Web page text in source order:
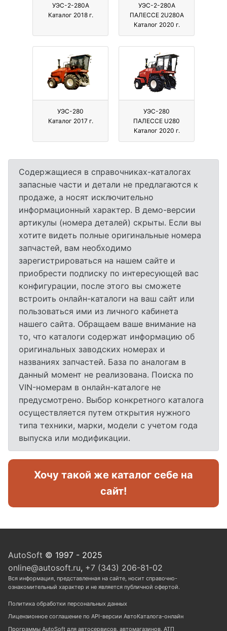
УЭС-2-280А
Каталог 2018 г.
УЭС-2-280А
ПАЛЕССЕ 2U280А
Каталог 2020 г.
УЭС-280
Каталог 2017 г.
УЭС-280
ПАЛЕССЕ U280
Каталог 2020 г.
Содержащиеся в справочниках-каталогах
запасные части и детали не предлагаются к
продаже, а носят исключительно
информационный характер. В демо-версии
артикулы (номера деталей) скрыты. Если вы
хотите видеть полные оригинальные номера
запчастей, вам необходимо
зарегистрироваться на нашем сайте и
приобрести подписку по интересующей вас
конфигурации, после этого вы сможете
встроить онлайн-каталоги на ваш сайт или
пользоваться ими из личного кабинета
нашего сайта. Обращаем ваше внимание на
то, что каталоги содержат информацию об
оригинальных заводских номерах и
названиях запчастей. База по аналогам в
данный момент не реализована. Поиска по
VIN-номерам в онлайн-каталоге не
предусмотрено. Выбор конкретного каталога
осуществляется путем открытия нужного
типа техники, марки, модели с учетом года
выпуска или модификации.
Хочу такой же каталог себе на
сайт!
AutoSoft © 1997 - 2025
online@autosoft.ru, +7 (343) 206-81-02
Вся информация, представленная на сайте, носит справочно-
ознакомительный характер и не является публичной офертой.
Политика обработки персональных данных
Лицензионное соглашение по API-версии АвтоКаталога-онлайн
Программы AutoSoft для автосервисов, автомагазинов, АТП